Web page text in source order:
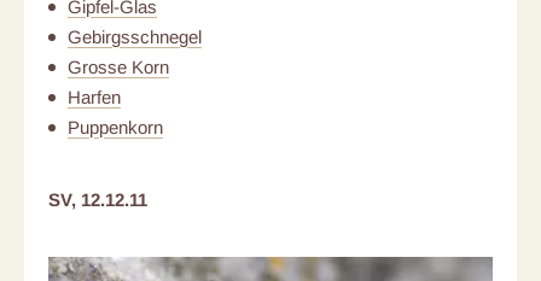
Gipfel-Glas
Gebirgsschnegel
Grosse Korn
Harfen
Puppenkorn
SV, 12.12.11